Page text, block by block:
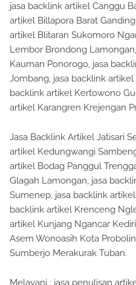
jasa backlink artikel Canggu
artikel Billapora Barat
artikel Blitaran Sukomoro
Lembor Brondong
Kauman Ponorogo, jasa
Jombang, jasa backlink
backlink artikel Kertowono
artikel Karangren Krejengan
Jasa Backlink Artikel Jatisari
artikel Kedungwangi
artikel Bodag Panggul
Glagah Lamongan, jasa
Sumenep, jasa backlink
backlink artikel Krenceng
artikel Kunjang Ngancar
Asem Wonoasih Kota
Sumberjo Merakurak Tuban.
Melayani : jasa penulisan